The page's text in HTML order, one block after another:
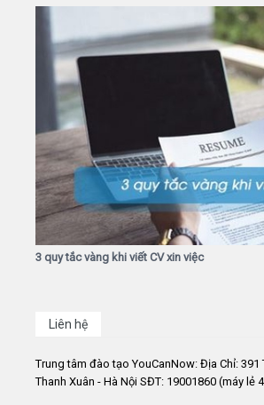
3 quy tắc vàng khi viết CV xin việc
Liên hệ
Trung tâm đào tạo YouCanNow: Địa Chỉ: 391
Thanh Xuân - Hà Nội SĐT: 19001860 (máy lẻ